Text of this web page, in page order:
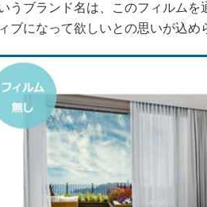
うブランド名は、このフィルム
ブになって欲しいとの思いが込め